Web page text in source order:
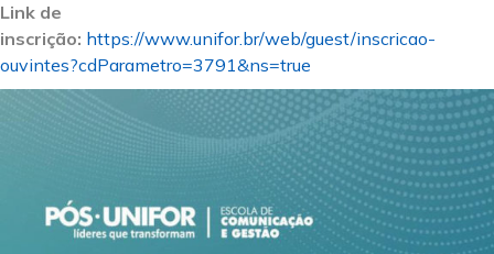
Link de
inscrição: https://www.unifor.br/web/guest/inscricao-
ouvintes?cdParametro=3791&ns=true